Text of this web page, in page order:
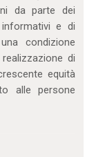
da parte dei
informativi e di
condizione
di
equità
alle persone